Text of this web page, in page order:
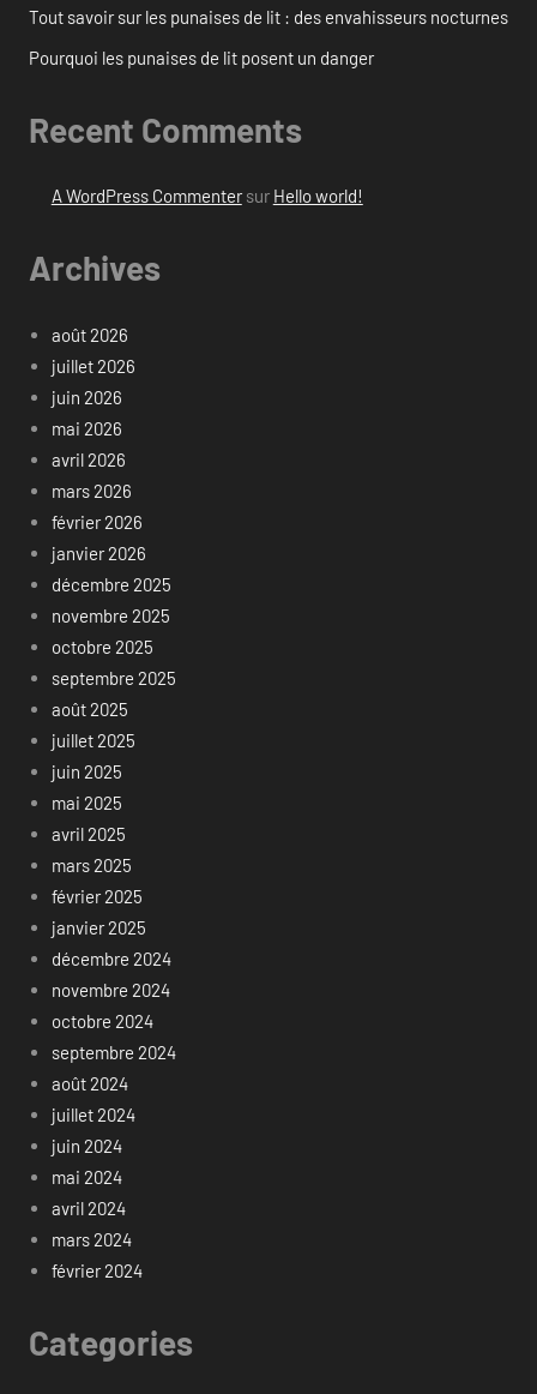
Tout savoir sur les punaises de lit : des envahisseurs nocturnes
Pourquoi les punaises de lit posent un danger
Recent Comments
A WordPress Commentersur Hello world!
Archives
août 2026
juillet 2026
juin 2026
mai 2026
avril 2026
mars 2026
février 2026
janvier 2026
décembre 2025
novembre 2025
octobre 2025
septembre 2025
août 2025
juillet 2025
juin 2025
mai 2025
avril 2025
mars 2025
février 2025
janvier 2025
décembre 2024
novembre 2024
octobre 2024
septembre 2024
août 2024
juillet 2024
juin 2024
mai 2024
avril 2024
mars 2024
février 2024
Categories